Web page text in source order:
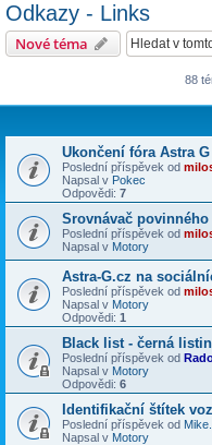
Odkazy - Links
Nové téma
88
Ukončení fóra Astra
Poslední příspěvek od
Napsal v Pokec
Odpovědi: 7
Srovnávač povinného
Poslední příspěvek od
Napsal v Motory
Astra-G.cz na
Poslední příspěvek od
Napsal v Motory
Odpovědi: 1
Black list - černá
Poslední příspěvek od
Napsal v Motory
Odpovědi: 6
Identifikační štítek
Poslední příspěvek od
Napsal v Motory